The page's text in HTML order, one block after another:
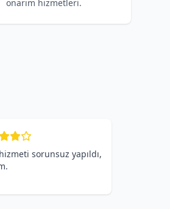
onarım hizmetleri.
sorunsuz yapıldı,